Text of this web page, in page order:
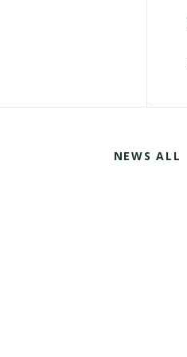
NEWS ALL